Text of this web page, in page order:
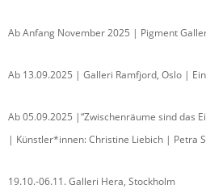
Ab Anfang November 2025 | Pigment
Ab 13.09.2025 | Galleri Ramfjord, Oslo |
Ab 05.09.2025 |“Zwischenräume sind das
| Künstler*innen: Christine Liebich | Petra
19.10.-06.11. Galleri Hera, Stockholm